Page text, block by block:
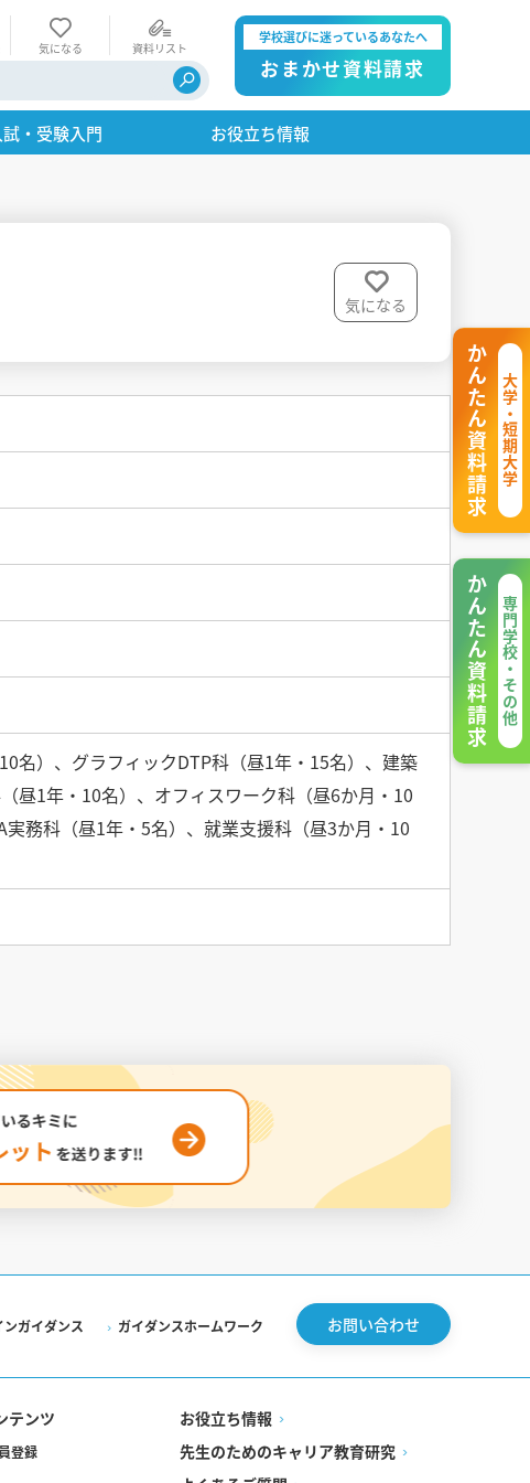
気になる 資料リスト
学校選びに迷っているあなたへ
おまかせ資料請求
試・受験入門 お役立ち情報
気になる
名）、グラフィックDTP科（昼1年・15名）、建築
昼1年・10名）、オフィスワーク科（昼6か月・10
務科（昼1年・5名）、就業支援科（昼3か月・10
大学・短期大学
かんたん資料請求
専門学校・その他
かんたん資料請求
ガイダンス ガイダンスホームワーク お問い合わせ
テンツ
登録
お役立ち情報
先生のためのキャリア教育研究